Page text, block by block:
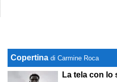
Copertina di Carmine Roca
La tela con lo